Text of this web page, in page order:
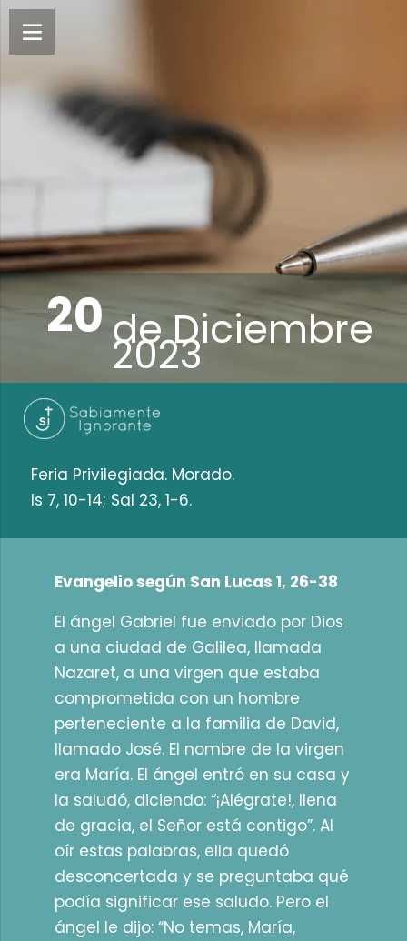
20 deDiciembre
2023
Feria Privilegiada. Morado.
Is 7, 10-14; Sal 23, 1-6.
Evangelio según San Lucas 1, 26-38
El ángel Gabriel fue enviado por Dios
a una ciudad de Galilea, llamada
Nazaret, a una virgen que estaba
comprometida con un hombre
perteneciente a la familia de David,
llamado José. El nombre de la virgen
era María. El ángel entró en su casa y
la saludó, diciendo: “¡Alégrate!, llena
de gracia, el Señor está contigo”. Al
oír estas palabras, ella quedó
desconcertada y se preguntaba qué
podía significar ese saludo. Pero el
ángel le dijo: “No temas, María,